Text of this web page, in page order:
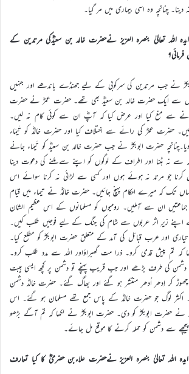
چنانچہ وہ اسی بیماری میں مر گیا۔
ایدہ اللہ تعالیٰ بنصرہ العزیز نےحضرت خالد بن سعیدؓکی مرتدین کے
نے جب مرتدین کی سرکوبی کے لیے جھنڈے باندھے اور جنہیں
میں سے ایک حضرت خالد بن سعیدؓ بھی تھے۔ حضرت عمرؓ نے حضرت
کرنے سے منع کیا اور عرض کیا کہ آپؓ ان سے کوئی کام نہ لیں۔
حضرت عمرؓ کی رائے سے اختلاف کیا اور حضرت خالدؓ کو تَیمَاء
دیا۔چنانچہ حضرت ابوبکرؓ نے جب حضرت خالد بن سعیدؓ کو تَیمَاء جانے
جگہ سے نہ ہٹنا اور اطراف کے لوگوں کو اپنے سے ملنے کی دعوت دینا
جو مرتد نہ ہوئے ہوں اور کسی سے لڑائی نہ کرنا سوائے اس
تک کہ میرے احکام پہنچ جائیں۔ حضرت خالدؓ نے تیماء میں قیام
ان سے آملیں۔ رومیوں کو مسلمانوں کے اس عظیم الشان
نے اپنے زیرِ اثر عربوں سے شام کی جنگ کے لیے فوجیں طلب کیں۔
اور عرب قبائل کی آمد کے متعلق حضرت ابوبکرؓ کو مطلع کیا۔
کہ تم پیش قدمی کرو۔ ذرا مت گھبراؤاور اللہ سے مدد طلب کرو۔
کی طرف بڑھے اور جب قریب پہنچے تو دشمن پر کچھ ایسی ہیبت
کر اِدھر اُدھر منتشر ہو گئے اور بھاگ گئے۔ حضرت خالدؓ دشمن
اکثر لوگ جو حضرت خالدؓ کے پاس جمع تھے مسلمان ہو گئے۔ اس
نے حضرت ابوبکرؓ کو دی۔ حضرت ابوبکرؓ نے لکھا کہ تم آگے بڑھو
سے دشمن کو حملہ کرنے کا موقع مل جائے۔
ایدہ اللہ تعالیٰ بنصرہ العزیز نےحضرت علاءبن حضرمیؓ کا کیا تعارف